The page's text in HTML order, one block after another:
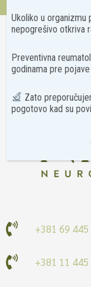
+381 69 445
+381 11 445
Ukoliko u
nepogrešivo otkriva
Preventivna
godinama pre
Zato
pogotovo kad su